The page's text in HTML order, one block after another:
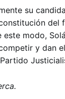
su
del
modo,
y dan